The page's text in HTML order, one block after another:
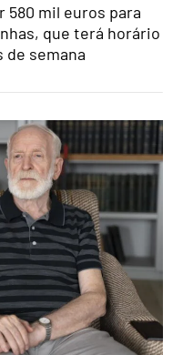
580 mil euros para
que terá horário
de semana